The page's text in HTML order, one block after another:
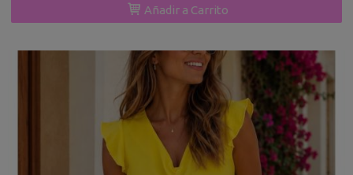
Añadir a Carrito